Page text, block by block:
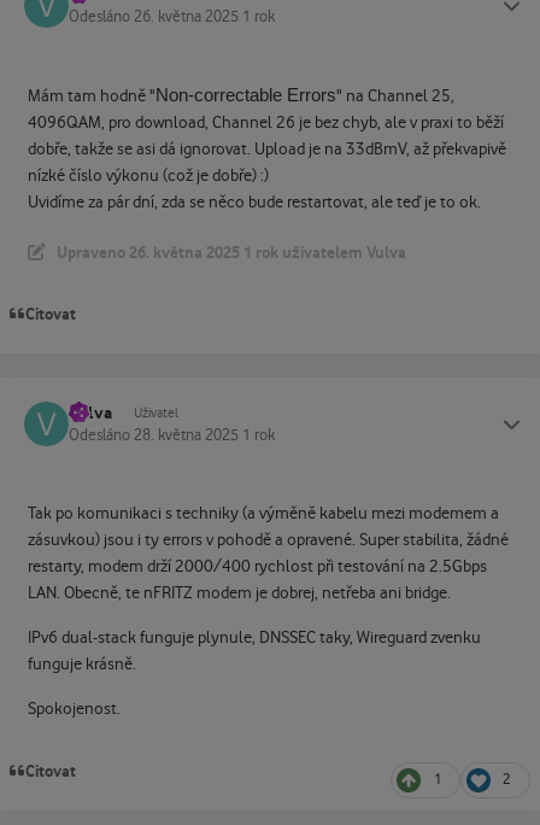
Odesláno 26. května 2025 1 rok
Mám tam hodně "Non-correctable Errors" na Channel 25,
4096QAM, pro download, Channel 26 je bez chyb, ale v praxi to běží
dobře, takže se asi dá ignorovat. Upload je na 33dBmV, až překvapivě
nízké číslo výkonu (což je dobře) :)
Uvidíme za pár dní, zda se něco bude restartovat, ale teď je to ok.
Upraveno 26. května 2025 1 rok uživatelem Vulva
Citovat
Vulva Uživatel
Odesláno 28. května 2025 1 rok
Tak po komunikaci s techniky (a výměně kabelu mezi modemem a
zásuvkou) jsou i ty errors v pohodě a opravené. Super stabilita, žádné
restarty, modem drží 2000/400 rychlost při testování na 2.5Gbps
LAN. Obecně, te nFRITZ modem je dobrej, netřeba ani bridge.
IPv6 dual-stack funguje plynule, DNSSEC taky, Wireguard zvenku
funguje krásně.
Spokojenost.
Citovat 1 2